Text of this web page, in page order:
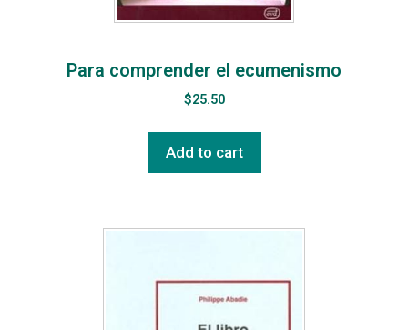
Para comprender el ecumenismo
$25.50
Add to cart